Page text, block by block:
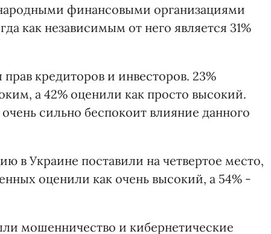
финансовыми организациями
как независимым от него является 31%
кредиторов и инвесторов. 23%
а 42% оценили как просто высокий.
сильно беспокоит влияние данного
в Украине поставили на четвертое место,
оценили как очень высокий, а 54% -
мошенничество и кибернетические